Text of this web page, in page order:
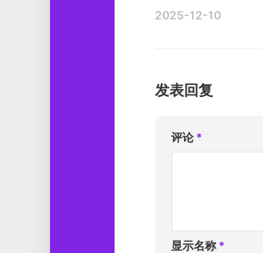
2025-12-10
发表回复
评论 *
显示名称 *